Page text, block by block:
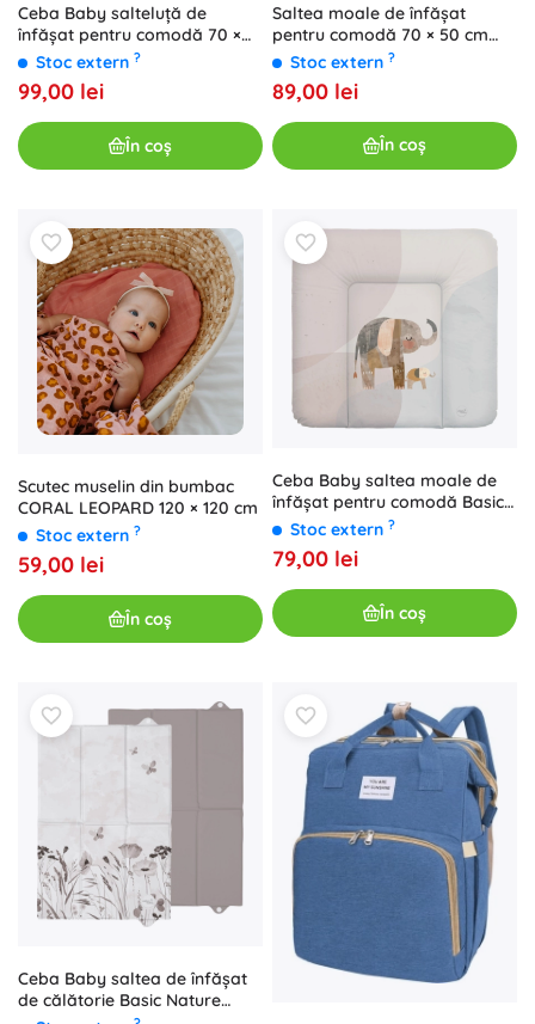
Ceba Baby salteluță de
înfășat pentru comodă 70 ×
50 cm Watercolor World
Stoc extern ?
99,00 lei
În coș
Saltea moale de înfășat
pentru comodă 70 × 50 cm
CARO roz de la Ceba Baby
Stoc extern ?
89,00 lei
În coș
Scutec muselin din bumbac
CORAL LEOPARD 120 × 120 cm
Stoc extern ?
59,00 lei
În coș
Ceba Baby saltea moale de
înfășat pentru comodă Basic
Elephant Family 75 × 72 cm
Stoc extern ?
79,00 lei
În coș
Ceba Baby saltea de înfășat
de călătorie Basic Nature